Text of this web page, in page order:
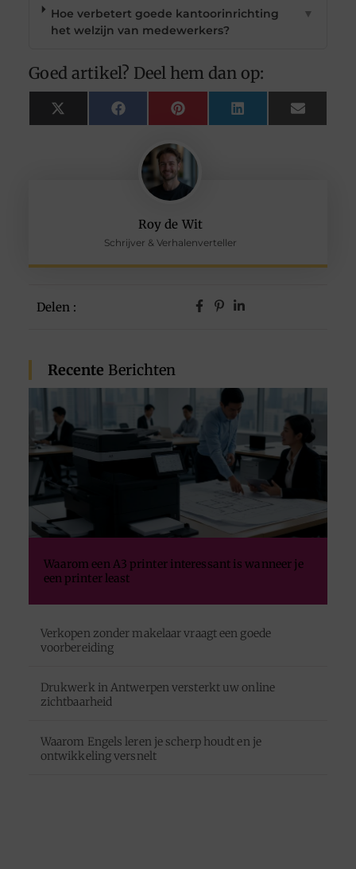
Roy de Wit
Schrijver & Verhalenverteller
Delen :
Recente Berichten
Waarom een A3 printer interessant is wanneer je
een printer least
Verkopen zonder makelaar vraagt een goede
voorbereiding
Drukwerk in Antwerpen versterkt uw online
zichtbaarheid
Waarom Engels leren je scherp houdt en je
ontwikkeling versnelt
Hoe verbetert goede kantoorinrichting
het welzijn van medewerkers?
▼
Goed artikel? Deel hem dan op:
X
(Twitter)
FacebookPinterest LinkedIn Email